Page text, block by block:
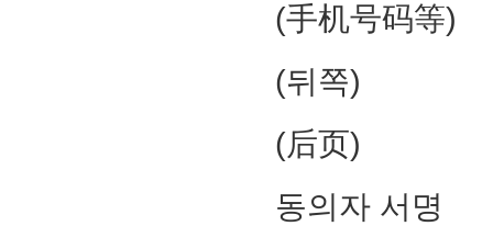
(手机号码等)
(뒤쪽)
(后页)
동의자 서명